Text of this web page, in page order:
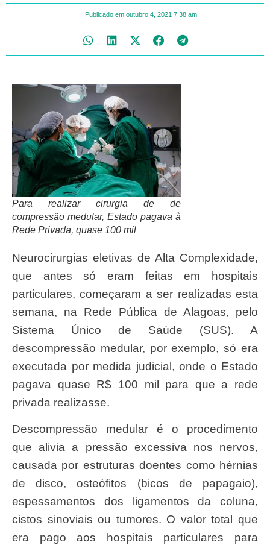
Publicado em outubro 4, 2021 7:38 am
Para realizar cirurgia de de
compressão medular, Estado pagava à
Rede Privada, quase 100 mil
Neurocirurgias eletivas de Alta Complexidade,
que antes só eram feitas em hospitais
particulares, começaram a ser realizadas esta
semana, na Rede Pública de Alagoas, pelo
Sistema Único de Saúde (SUS). A
descompressão medular, por exemplo, só era
executada por medida judicial, onde o Estado
pagava quase R$ 100 mil para que a rede
privada realizasse.
Descompressão medular é o procedimento
que alivia a pressão excessiva nos nervos,
causada por estruturas doentes como hérnias
de disco, osteófitos (bicos de papagaio),
espessamentos dos ligamentos da coluna,
cistos sinoviais ou tumores. O valor total que
era pago aos hospitais particulares para